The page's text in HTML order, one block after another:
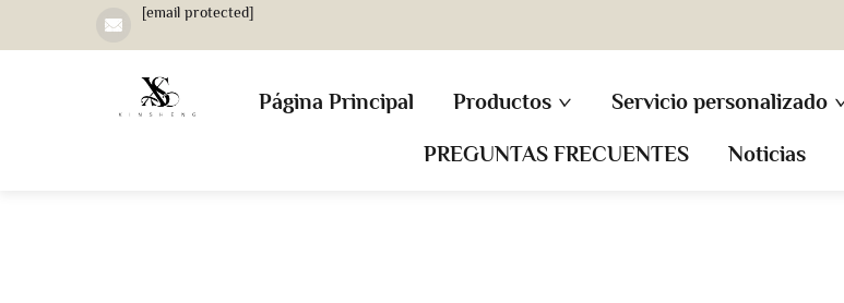
[email protected]
Página Principal Productos Servicio personalizado
PREGUNTAS FRECUENTES Noticias